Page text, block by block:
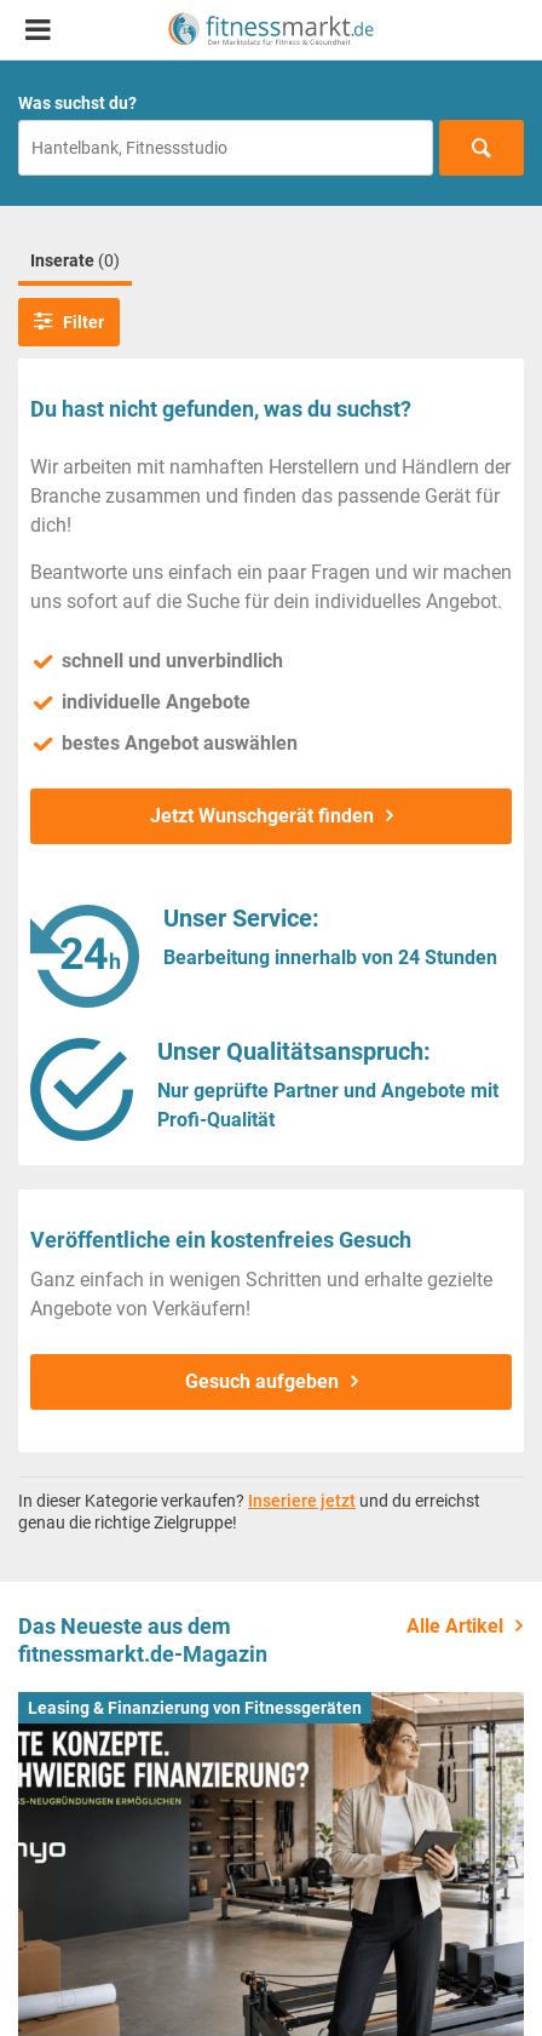
Was suchst du?
Inserate (0)
Filter
Du hast nicht gefunden, was du suchst?
Wir arbeiten mit namhaften Herstellern und Händlern der
Branche zusammen und finden das passende Gerät für
dich!
Beantworte uns einfach ein paar Fragen und wir machen
uns sofort auf die Suche für dein individuelles Angebot.
schnell und unverbindlich
individuelle Angebote
bestes Angebot auswählen
Jetzt Wunschgerät finden
Unser Service:
Bearbeitung innerhalb von 24 Stunden
Unser Qualitätsanspruch:
Nur geprüfte Partner und Angebote mit
Profi-Qualität
Veröffentliche ein kostenfreies Gesuch
Ganz einfach in wenigen Schritten und erhalte gezielte
Angebote von Verkäufern!
Gesuch aufgeben
In dieser Kategorie verkaufen? Inseriere jetzt und du erreichst
genau die richtige Zielgruppe!
Das Neueste aus dem
fitnessmarkt.de-Magazin
Alle Artikel
Leasing & Finanzierung von Fitnessgeräten